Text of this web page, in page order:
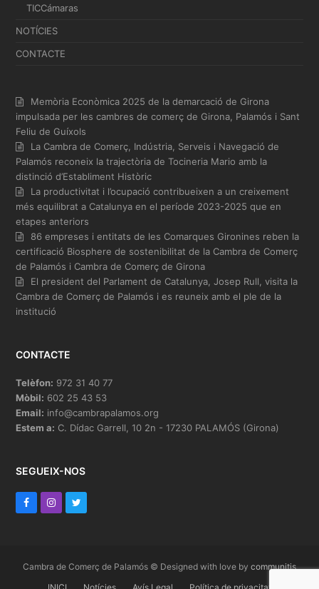
TICCámaras
NOTÍCIES
CONTACTE
Memòria Econòmica 2025 de la demarcació de Girona
impulsada per les cambres de comerç de Girona, Palamós i Sant
Feliu de Guíxols
La Cambra de Comerç, Indústria, Serveis i Navegació de
Palamós reconeix la trajectòria de Tocineria Mario amb la
distinció d’Establiment Històric
La productivitat i l’ocupació contribueixen a un creixement
més equilibrat a Catalunya en el període 2023-2025 que en
etapes anteriors
86 empreses i entitats de les Comarques Gironines reben la
certificació Biosphere de sostenibilitat de la Cambra de Comerç
de Palamós i Cambra de Comerç de Girona
El president del Parlament de Catalunya, Josep Rull, visita la
Cambra de Comerç de Palamós i es reuneix amb el ple de la
institució
CONTACTE
Telèfon: 972 31 40 77
Mòbil: 602 25 43 53
Email: info@cambrapalamos.org
Estem a: C. Dídac Garrell, 10 2n - 17230 PALAMÓS (Girona)
SEGUEIX-NOS
e
t
t
Cambra de Comerç de Palamós © Designed with love by communitis